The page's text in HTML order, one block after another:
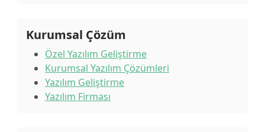
Kurumsal Çözüm
Özel Yazılım Geliştirme
Kurumsal Yazılım Çözümleri
Yazılım Geliştirme
Yazılım Firması